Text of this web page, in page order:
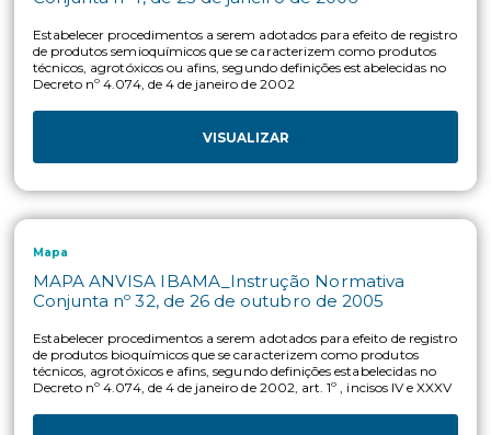
VISUALIZAR
Mapa
MAPA ANVISA IBAMA_Instrução Normativa
Conjunta nº 2, de 29 de setembro de 2006
As reavaliações dos agrotóxicos, seus componentes e afins
efetuadas nas situações dispostas nessa INC
VISUALIZAR